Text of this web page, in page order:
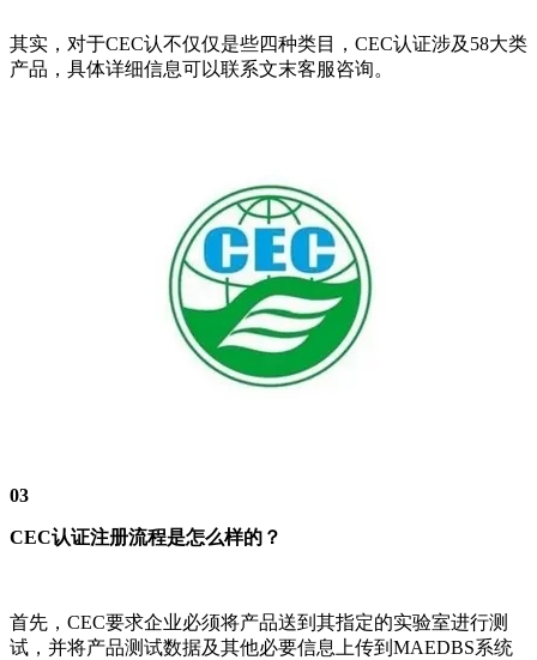
其实，对于CEC认不仅仅是些四种类目，CEC认证涉及58大类
产品，具体详细信息可以联系文末客服咨询。
03
CEC认证注册流程是怎么样的？
首先，CEC要求企业必须将产品送到其指定的实验室进行测
试，并将产品测试数据及其他必要信息上传到MAEDBS系统